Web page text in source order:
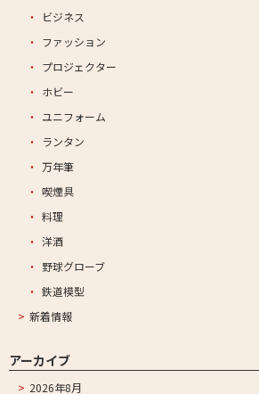
ビジネス
ファッション
プロジェクター
ホビー
ユニフォーム
ランタン
万年筆
喫煙具
料理
洋酒
野球グローブ
鉄道模型
新着情報
アーカイブ
2026年8月